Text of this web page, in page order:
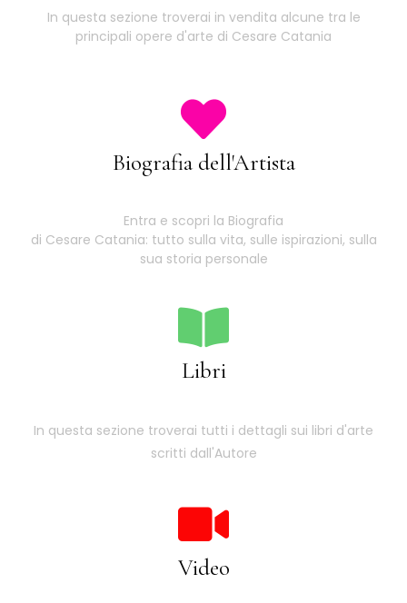
In questa sezione troverai in vendita alcune tra le
principali opere d'arte di Cesare Catania
Biografia dell'Artista
Entra e scopri la Biografia
di Cesare Catania: tutto sulla vita, sulle ispirazioni, sulla
sua storia personale
Libri
In questa sezione troverai tutti i dettagli sui libri d'arte
scritti dall'Autore
Video